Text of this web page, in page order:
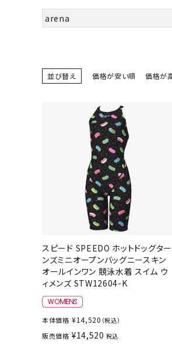
アイテムから選ぶ
SALE品はこちら
プライバシーポリシー
arena
並び替え 価格が安い順 価格が
スピード SPEEDO ホットドッグター
ンズミニオープンバッグニースキン
オールインワン 競泳水着 スイム ウ
ィメンズ STW12604-K
本体価格 ¥14,520 （税込）
販売価格 ¥14,520 税込